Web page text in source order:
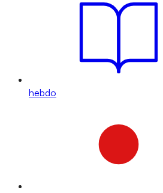
hebdo